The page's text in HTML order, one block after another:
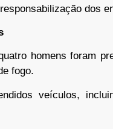
dos
homens foram
fogo.
veículos,